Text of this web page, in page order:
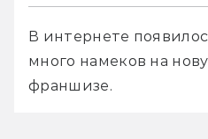
В интернете
много намеков на
франшизе.